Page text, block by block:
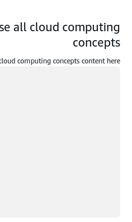
all cloud computing
concepts
computing concepts content here: